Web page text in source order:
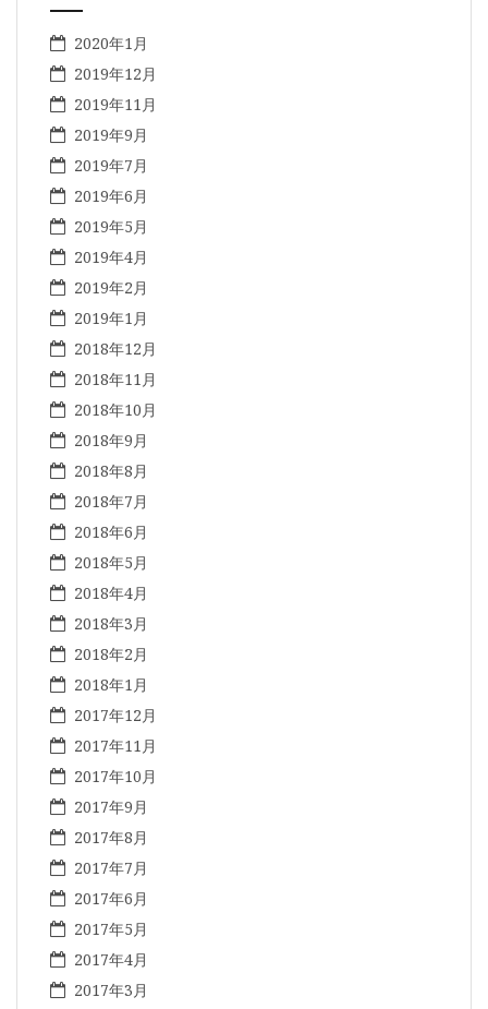
2020年1月
2019年12月
2019年11月
2019年9月
2019年7月
2019年6月
2019年5月
2019年4月
2019年2月
2019年1月
2018年12月
2018年11月
2018年10月
2018年9月
2018年8月
2018年7月
2018年6月
2018年5月
2018年4月
2018年3月
2018年2月
2018年1月
2017年12月
2017年11月
2017年10月
2017年9月
2017年8月
2017年7月
2017年6月
2017年5月
2017年4月
2017年3月